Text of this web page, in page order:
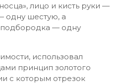
лицо и кисть руки —
одну шестую, а
подбородка — одну
использовал
принцип золотого
с которым отрезок